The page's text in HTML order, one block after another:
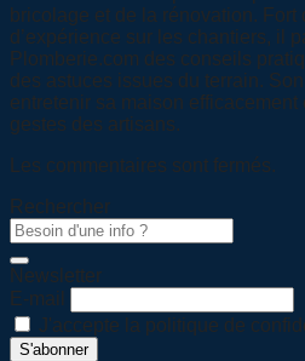
bricolage et de la rénovation. Fort
d’expérience sur les chantiers, il
Plomberie.com des conseils
des astuces issues du terrain.
entretenir sa maison
gestes des artisans.
Les commentaires sont fermés.
Rechercher
Newsletter
E-mail
J'accepte la politique de